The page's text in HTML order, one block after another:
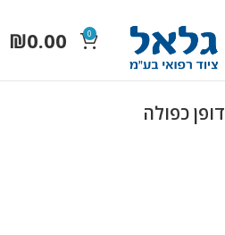
0
₪0.00
דופן כפולה